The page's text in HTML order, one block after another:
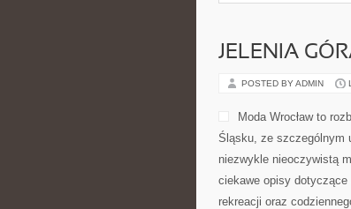
JELENIA
POSTED BY ADMIN
Moda Wrocław to
Śląsku, ze szczególnym
niezwykle nieoczywistą
ciekawe opisy
rekreacji oraz